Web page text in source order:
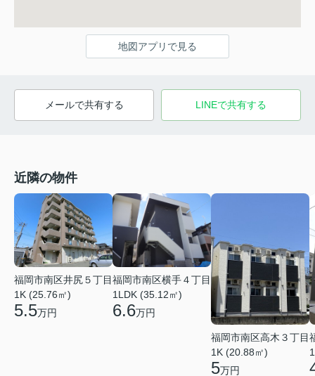
地図アプリで見る
メールで共有する LINEで共有する
近隣の物件
福岡市南区井尻５丁目
1K (25.76㎡)
5.5万円
福岡市南区横手４丁目
1LDK (35.12㎡)
6.6万円
福岡市南区高木３丁目
1K (20.88㎡)
5万円